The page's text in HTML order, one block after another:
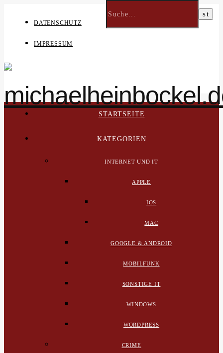
DATENSCHUTZ
IMPRESSUM
STARTSEITE
KATEGORIEN
INTERNET UND IT
APPLE
IOS
MAC
GOOGLE & ANDROID
MOBILFUNK
SONSTIGE IT
WINDOWS
WORDPRESS
CRIME